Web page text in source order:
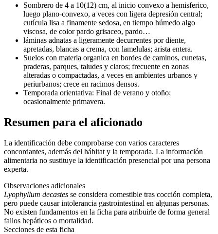
Sombrero de 4 a 10(12) cm, al inicio convexo a hemisferico,
luego plano-convexo, a veces con ligera depresión central;
cutícula lisa a finamente sedosa, en tiempo húmedo algo
viscosa, de color pardo grisaceo, pardo…
láminas adnatas a ligeramente decurrentes por diente,
apretadas, blancas a crema, con lamelulas; arista entera.
Suelos con materia organica en bordes de caminos, cunetas,
praderas, parques, taludes y claros; frecuente en zonas
alteradas o compactadas, a veces en ambientes urbanos y
periurbanos; crece en racimos densos.
Temporada orientativa: Final de verano y otoño;
ocasionalmente primavera.
Resumen para el aficionado
La identificación debe comprobarse con varios caracteres
concordantes, además del hábitat y la temporada. La información
alimentaria no sustituye la identificación presencial por una persona
experta.
Observaciones adicionales
Lyophyllum decastes se considera comestible tras cocción completa,
pero puede causar intolerancia gastrointestinal en algunas personas.
No existen fundamentos en la ficha para atribuirle de forma general
fallos hepáticos o mortalidad.
Secciones de esta ficha